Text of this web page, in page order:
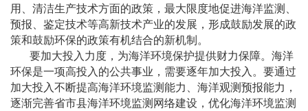
用、清洁生产技术方面的政策，最大限度地促进海洋监测、
预报、鉴定技术等高新技术产业的发展，形成鼓励发展的政
策和鼓励环保的政策有机结合的新机制。
要加大投入力度，为海洋环境保护提供财力保障。海洋
环保是一项高投入的公共事业，需要逐年加大投入。要通过
加大投入不断提高海洋环境监测能力、海洋观测预报能力，
逐渐完善省市县海洋环境监测网络建设，优化海洋环境监测